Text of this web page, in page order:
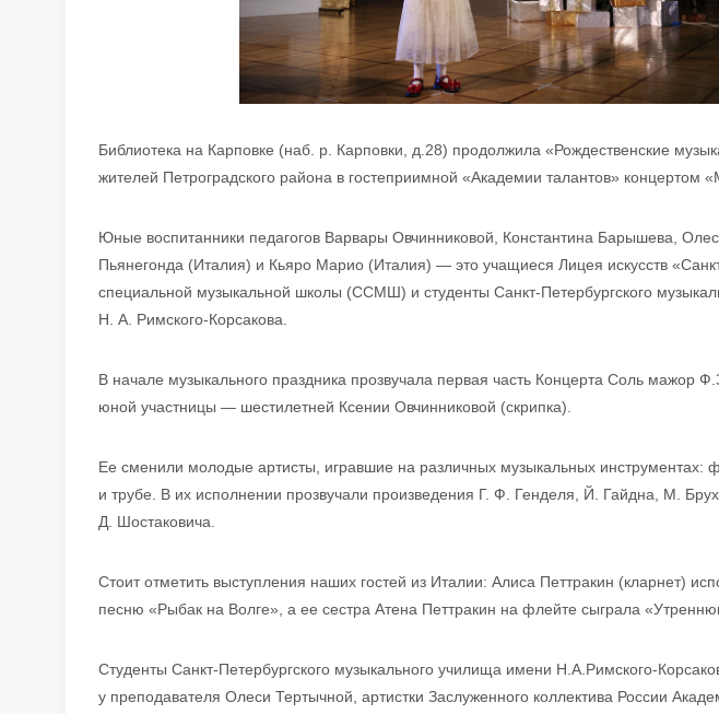
Библиотека на Карповке (наб. р. Карповки, д.28) продолжила «Рождественские
жителей Петроградского района в гостеприимной «Академии талантов» концертом
Юные воспитанники педагогов Варвары Овчинниковой, Константина Барышева,
Пьянегонда (Италия) и Кьяро Марио (Италия) — это учащиеся Лицея искусств
специальной музыкальной школы (ССМШ) и студенты Санкт-Петербургского
Н. А. Римского-Корсакова.
В начале музыкального праздника прозвучала первая часть Концерта Соль мажор
юной участницы — шестилетней Ксении Овчинниковой (скрипка).
Ее сменили молодые артисты, игравшие на различных музыкальных инструментах:
и трубе. В их исполнении прозвучали произведения Г. Ф. Генделя, Й. Гайдна, М.
Д. Шостаковича.
Стоит отметить выступления наших гостей из Италии: Алиса Петтракин (кларнет)
песню «Рыбак на Волге», а ее сестра Атена Петтракин на флейте сыграла
Студенты Санкт-Петербургского музыкального училища имени Н.А.Римского-
у преподавателя Олеси Тертычной, артистки Заслуженного коллектива России